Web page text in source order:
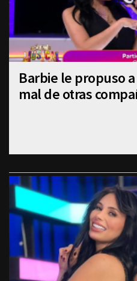
Barbie le propuso
mal de otras